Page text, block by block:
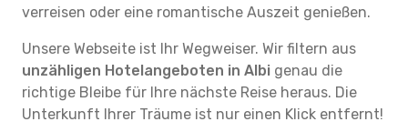
verreisen oder eine romantische Auszeit genießen.
Unsere Webseite ist Ihr Wegweiser. Wir filtern aus
unzähligen Hotelangeboten in Albi genau die
richtige Bleibe für Ihre nächste Reise heraus. Die
Unterkunft Ihrer Träume ist nur einen Klick entfernt!